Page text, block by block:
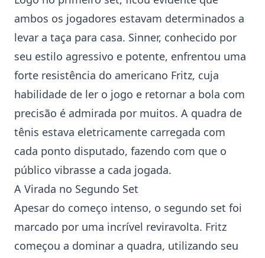
ambos os jogadores estavam determinados a
levar a taça para casa. Sinner, conhecido por
seu estilo agressivo e potente, enfrentou uma
forte resistência do americano Fritz, cuja
habilidade de ler o jogo e retornar a bola com
precisão é admirada por muitos. A quadra de
tênis estava eletricamente carregada com
cada ponto disputado, fazendo com que o
público vibrasse a cada jogada.
A Virada no Segundo Set
Apesar do começo intenso, o segundo set foi
marcado por uma incrível reviravolta. Fritz
começou a dominar a quadra, utilizando seu